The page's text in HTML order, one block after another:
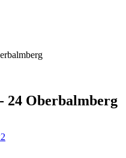
24 Oberbalmberg